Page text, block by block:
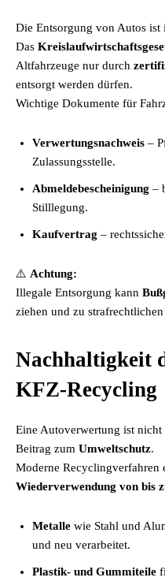
Die Entsorgung von Autos ist
Das
Altfahrzeuge nur durch
entsorgt werden dürfen.
Wichtige Dokumente für
Verwertungsnachweis –
Zulassungsstelle.
Abmeldebescheinigung –
Stilllegung.
Kaufvertrag –
⚠️ Achtung:
Illegale Entsorgung kann
ziehen und zu
Nachhaltigkeit
KFZ-Recycling
Eine Autoverwertung ist
Beitrag zum Umweltschutz.
Moderne Recyclingverfahren
Wiederverwendung von bis
Metalle wie Stahl und
und neu verarbeitet.
Plastik- und Gummiteile